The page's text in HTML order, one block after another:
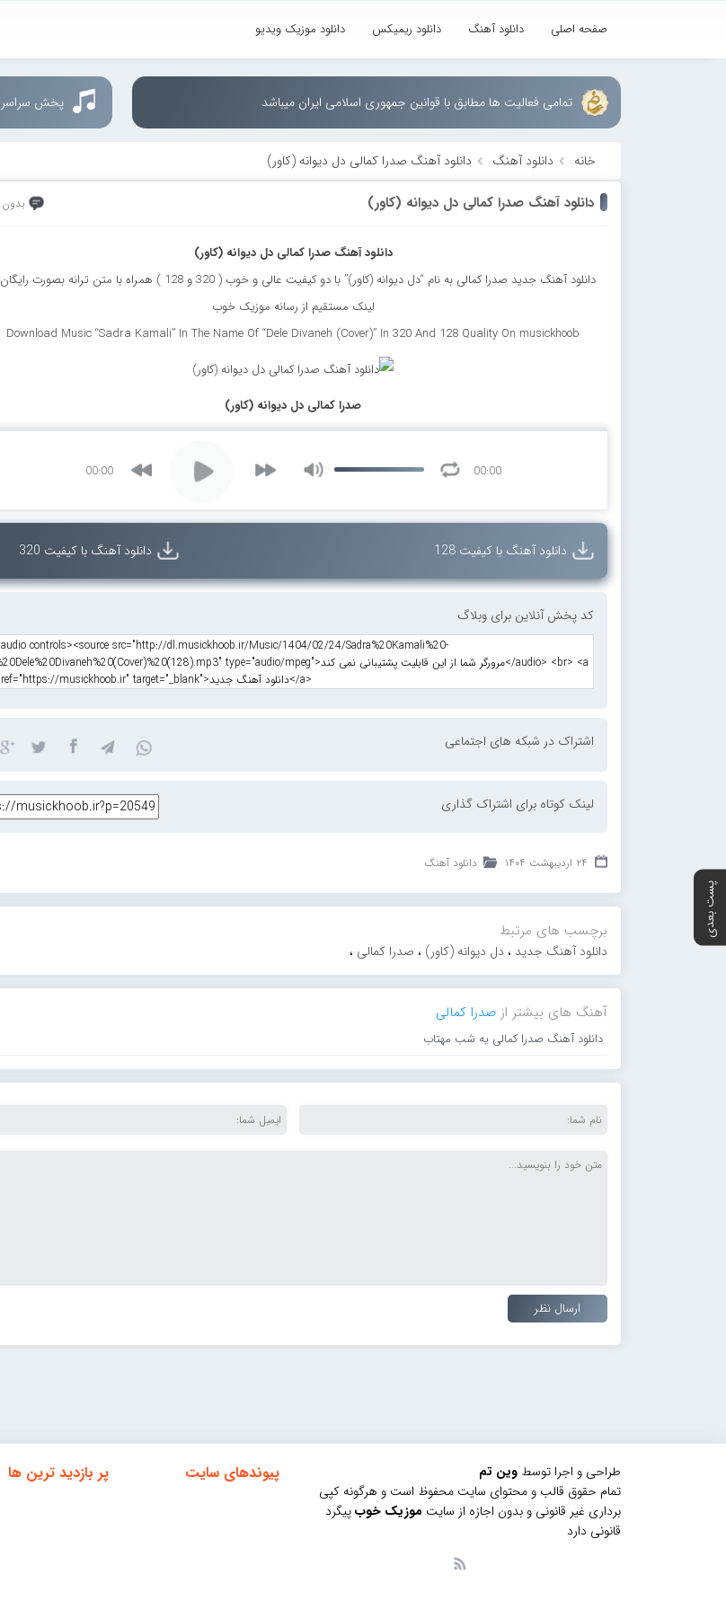
صفحه اصلی دانلود آهنگ دانلود ریمیکس دانلود موزیک ویدیو
تمامی فعالیت ها مطابق با قوانین جمهوری اسلامی ایران میباشد پخش
خانه دانلود آهنگ دانلود آهنگ صدرا کمالی دل دیوانه (کاور)
دانلود آهنگ صدرا کمالی دل دیوانه (کاور)
دانلود آهنگ صدرا کمالی دل دیوانه (کاور)
دانلود آهنگ جدید صدرا کمالی به نام “دل دیوانه (کاور)” با دو کیفیت عالی و خوب ( 320 و 128 ) همراه با متن ترانه بصورت
لینک مستقیم از رسانه موزیک خوب
Download Music “Sadra Kamali” In The Name Of “Dele Divaneh (Cover)” In 320 And 128 Quality On musickhoob
صدرا کمالی دل دیوانه (کاور)
00:00 00:00
دانلود آهنگ با کیفیت 128 دانلود آهنگ با کیفیت 320
کد پخش آنلاین برای وبلاگ
اشتراک در شبکه های اجتماعی
لینک کوتاه برای اشتراک گذاری
۲۴ اردیبهشت ۱۴۰۴ دانلود آهنگ
پست بعدی برچسب های مرتبط
دانلود آهنگ جدید ، دل دیوانه (کاور) ، صدرا کمالی ،
آهنگ های بیشتر از صدرا کمالی
دانلود آهنگ صدرا کمالی یه شب مهتاب
طراحی و اجرا توسط وین تم
تمام حقوق قالب و محتوای سایت محفوظ است و هرگونه کپی
برداری غیر قانونی و بدون اجازه از سایت موزیک خوبپیگرد
قانونی دارد
پیوندهای سایت پر بازدید ترین ها